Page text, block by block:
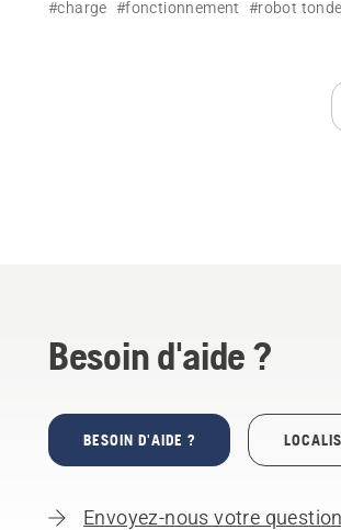
#charge #fonctionnement #robot
Besoin d'aide ?
BESOIN D'AIDE ?
Envoyez-nous votre question